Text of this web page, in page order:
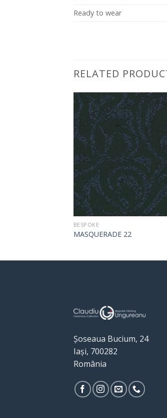
Ready to wear
RELATED
BESPOKE
MASQUERADE 22
Șoseaua Bucium, 24
Iași, 700282
România